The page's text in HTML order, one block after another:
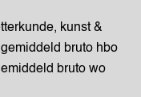
kunst &
bruto hbo
bruto wo